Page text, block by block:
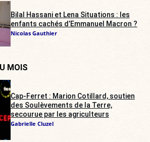
Bilal Hassani et Lena Situations : les
enfants cachés d’Emmanuel Macron ?
Nicolas Gauthier
MOIS
Cap-Ferret : Marion Cotillard, soutien
des Soulèvements de la Terre,
secourue par les agriculteurs
Gabrielle Cluzel